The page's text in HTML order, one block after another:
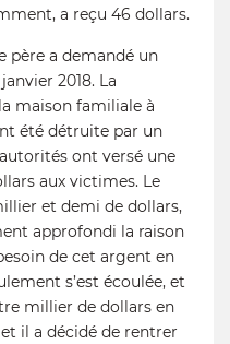
a reçu 46 dollars.
père a demandé un
2018. La
maison familiale à
été détruite par un
ont versé une
aux victimes. Le
et demi de dollars,
approfondi la raison
de cet argent en
s’est écoulée, et
millier de dollars en
il a décidé de rentrer